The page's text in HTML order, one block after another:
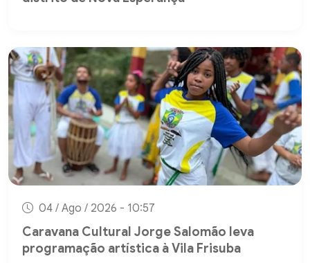
04 / Ago / 2026 - 10:57
Caravana Cultural Jorge Salomão leva
programação artística à Vila Frisuba